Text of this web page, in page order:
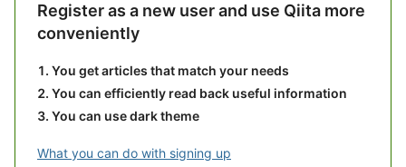
Register as a new user and use Qiita more
conveniently
You get articles that match your needs
You can efficiently read back useful information
You can use dark theme
What you can do with signing up